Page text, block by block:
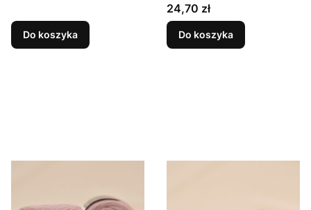
Do koszyka
Cena
24,70 zł
Do koszyka